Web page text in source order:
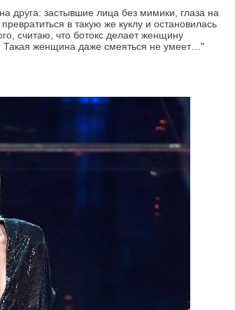
друга: застывшие лица без мимики, глаза на
в такую же куклу и остановилась
считаю, что ботокс делает женщину
Такая женщина даже смеяться не умеет…"